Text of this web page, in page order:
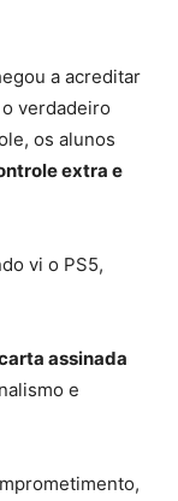
a acreditar
verdadeiro
os alunos
extra e
vi o PS5,
assinada
e